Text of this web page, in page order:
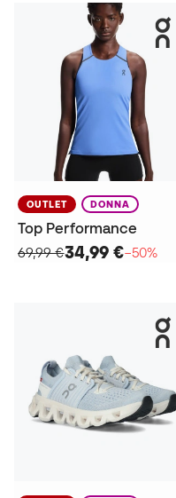
OUTLET DONNA
Top Performance
69,99 €34,99 €−50%